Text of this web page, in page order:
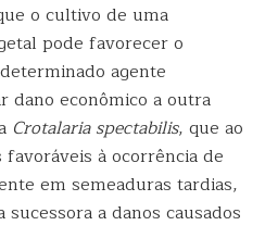
o cultivo de uma
pode favorecer o
agente
dano econômico a outra
Crotalaria spectabilis, que ao
à ocorrência de
em semeaduras tardias,
a danos causados